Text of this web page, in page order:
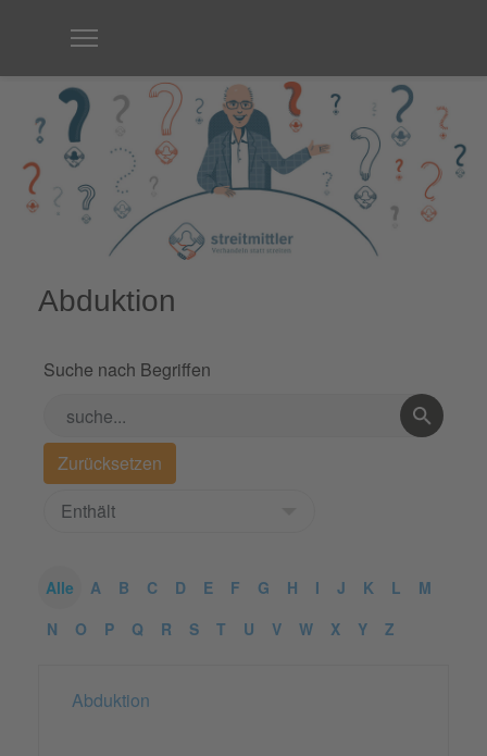
Abduktion
Suche nach Begriffen
Alle A B C D E F G H I J K L
M
N
O P Q R S T U V W X Y Z
Abduktion